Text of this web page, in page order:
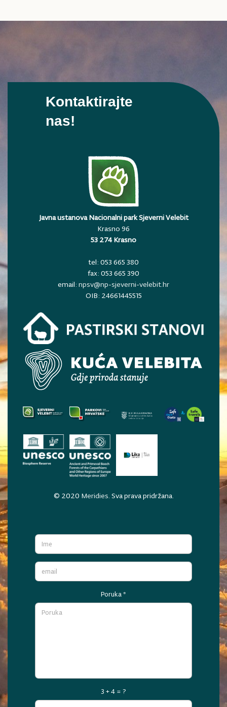
Kontaktirajte
nas!
Javna ustanova Nacionalni park Sjeverni Velebit
Krasno 96
53 274 Krasno
tel: 053 665 380
fax: 053 665 390
email: npsv@np-sjeverni-velebit.hr
OIB: 24661445515
© 2020 Meridies. Sva prava pridržana.
Poruka*
3 + 4 = ?